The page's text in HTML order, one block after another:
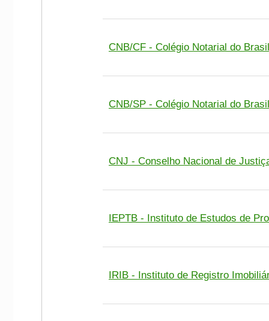
CNB/CF - Colégio Notarial do
CNB/SP - Colégio Notarial do
CNJ - Conselho Nacional de
IEPTB - Instituto de Estudos de
IRIB - Instituto de Registro